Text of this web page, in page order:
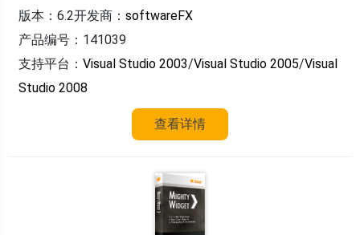
版本：6.2开发商： softwareFX
产品编号：141039
支持平台： Visual Studio 2003/Visual Studio 2005/Visual
Studio 2008
查看详情